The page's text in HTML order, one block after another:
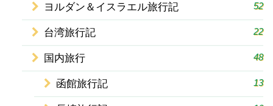
ヨルダン＆イスラエル旅行記 52
台湾旅行記 22
国内旅行 48
函館旅行記 13